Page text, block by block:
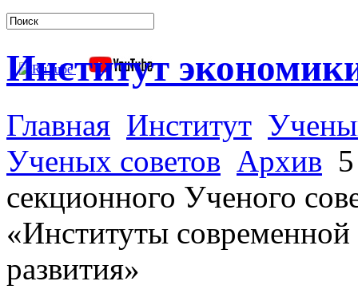
Институт
Главная Институт
Ученых советов Архив
секционного Ученого
«Институты
развития»